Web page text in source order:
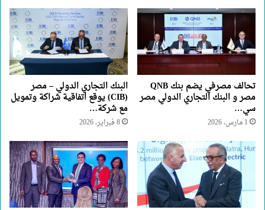
تحالف مصرفي يضم بنك QNB
مصر و البنك التجاري الدولي مصر
سي…
1 مارس، 2026
البنك التجاري الدولي – مصر
(CIB) يوقع اتفاقية شراكة وتمويل
مع شركة…
8 فبراير، 2026